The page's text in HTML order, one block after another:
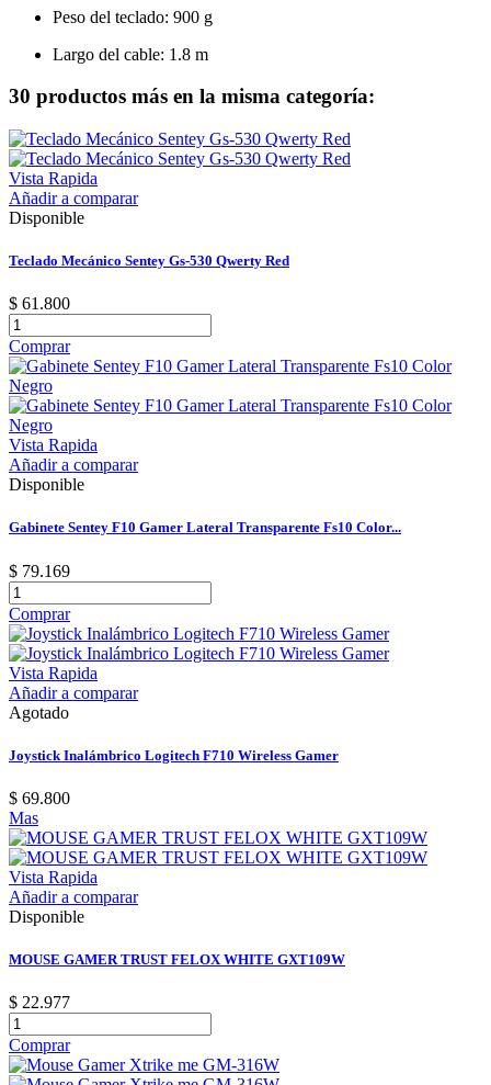
Peso del teclado: 900 g
Largo del cable: 1.8 m
30 productos más en la misma categoría:
Vista Rapida
Añadir a comparar
Disponible
Teclado Mecánico Sentey Gs-530 Qwerty Red
$ 61.800
Comprar
Vista Rapida
Añadir a comparar
Disponible
Gabinete Sentey F10 Gamer Lateral Transparente Fs10 Color...
$ 79.169
Comprar
Vista Rapida
Añadir a comparar
Agotado
Joystick Inalámbrico Logitech F710 Wireless Gamer
$ 69.800
Mas
Vista Rapida
Añadir a comparar
Disponible
MOUSE GAMER TRUST FELOX WHITE GXT109W
$ 22.977
Comprar